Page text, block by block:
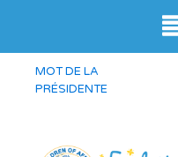
MOT DE LA
PRÉSIDENTE